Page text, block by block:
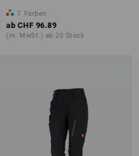
7 Farben
ab CHF 96.89
(m. MwSt.) ab 20 Stück